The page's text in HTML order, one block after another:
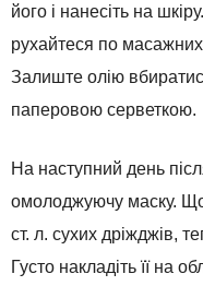
його і нанесіть на
рухайтеся по
Залиште олію
паперовою серветкою.
На наступний день
омолоджуючу маску.
ст. л. сухих дріжджів,
Густо накладіть її на